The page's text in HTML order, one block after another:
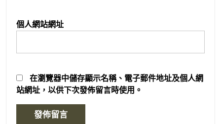
個人網站網址
在瀏覽器中儲存顯示名稱、電子郵件地址及個人網
站網址，以供下次發佈留言時使用。